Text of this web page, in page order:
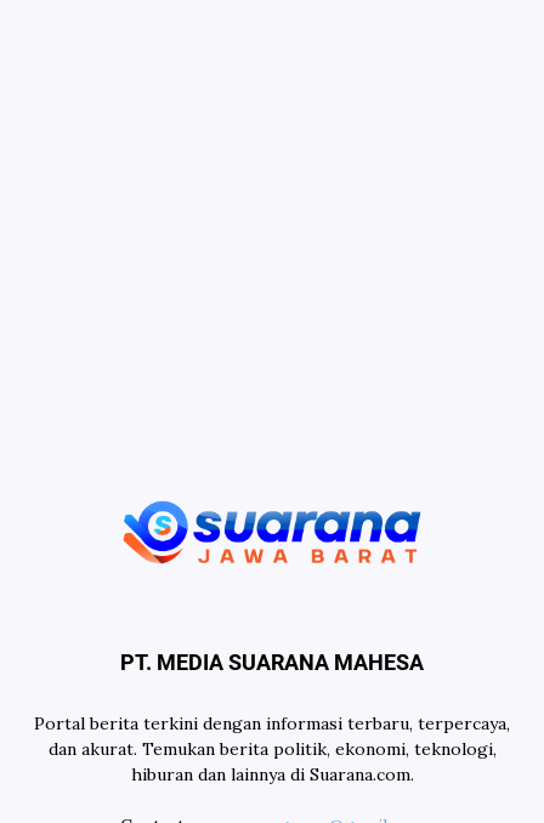
PT. MEDIA SUARANA MAHESA
Portal berita terkini dengan informasi terbaru, terpercaya,
dan akurat. Temukan berita politik, ekonomi, teknologi,
hiburan dan lainnya di Suarana.com.